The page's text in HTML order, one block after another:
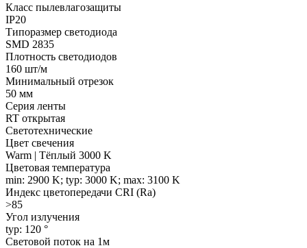
Класс пылевлагозащиты
IP20
Типоразмер светодиода
SMD 2835
Плотность светодиодов
160 шт/м
Минимальный отрезок
50 мм
Серия ленты
RT открытая
Светотехнические
Цвет свечения
Warm | Тёплый 3000 K
Цветовая температура
min: 2900 K; typ: 3000 K; max: 3100 K
Индекс цветопередачи CRI (Ra)
>85
Угол излучения
typ: 120 °
Световой поток на 1м